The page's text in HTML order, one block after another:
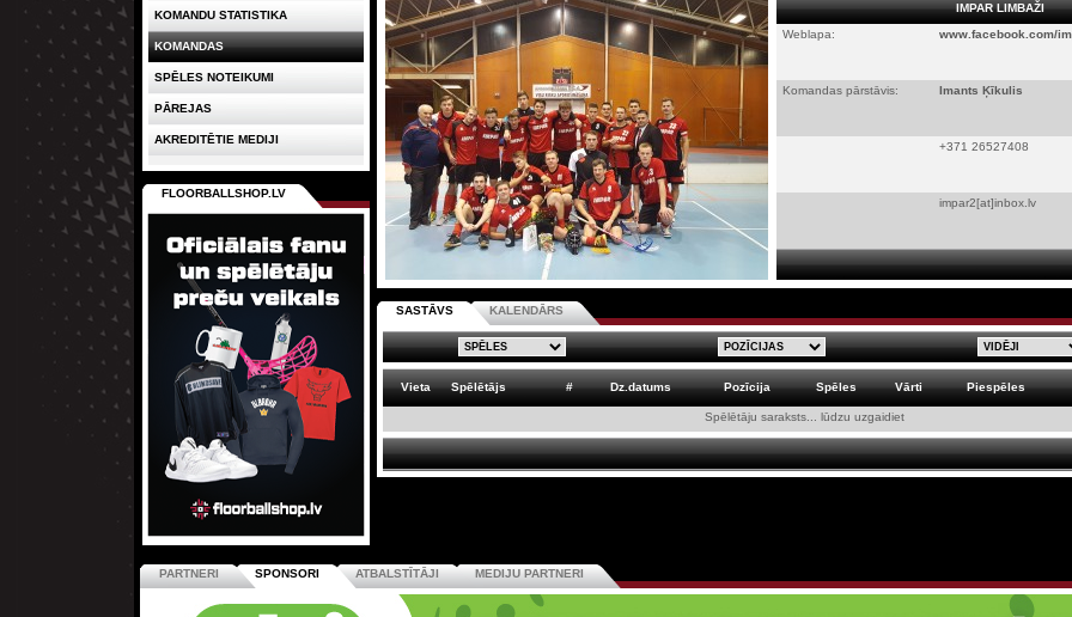
IMPAR LIMBAŽI
Weblapa:
www.facebook.com/
Komandas pārstāvis: Imants Ķīkulis
+371 26527408
impar2[at]inbox.lv
SASTĀVS KALENDĀRS
Vieta Spēlētājs # Dz.datums Pozīcija Spēles Vārti Piespēles
Spēlētāju saraksts... lūdzu uzgaidiet
KOMANDU STATISTIKA
KOMANDAS
SPĒLES NOTEIKUMI
PĀREJAS
AKREDITĒTIE MEDIJI
FLOORBALLSHOP.LV
PARTNERI SPONSORI ATBALSTĪTĀJI MEDIJU PARTNERI